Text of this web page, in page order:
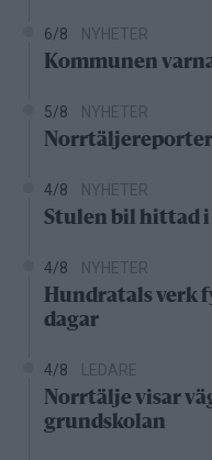
6/8 NYHETER
Kommunen
5/8 NYHETER
4/8 NYHETER
Stulen bil hittad
4/8 NYHETER
Hundratals verk
dagar
4/8 LEDARE
Norrtälje visar
grundskolan